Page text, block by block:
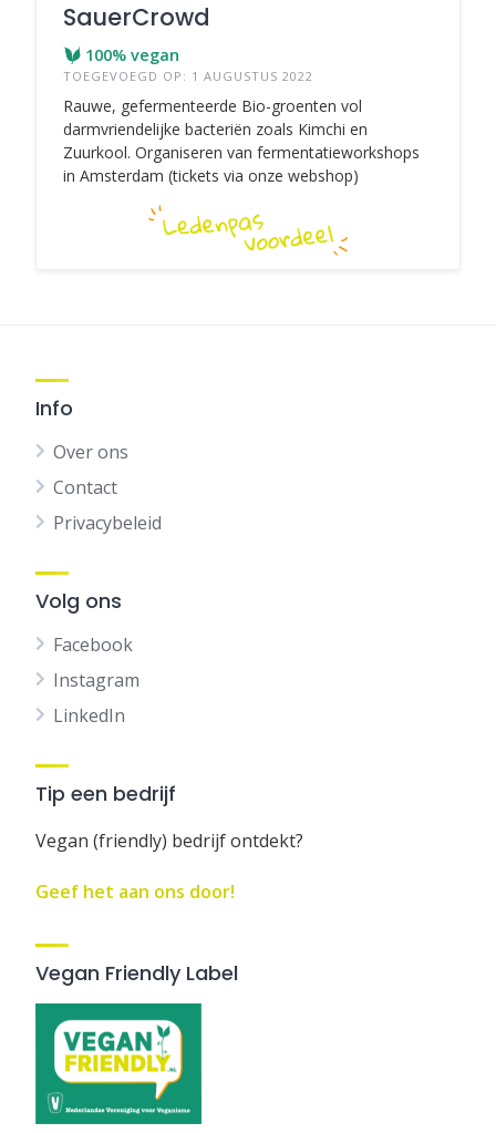
SauerCrowd
100% vegan
TOEGEVOEGD OP: 1 AUGUSTUS 2022
Rauwe, gefermenteerde Bio-groenten vol
darmvriendelijke bacteriën zoals Kimchi en
Zuurkool. Organiseren van fermentatieworkshops
in Amsterdam (tickets via onze webshop)
Info
Over ons
Contact
Privacybeleid
Volg ons
Facebook
Instagram
LinkedIn
Tip een bedrijf
Vegan (friendly) bedrijf ontdekt?
Geef het aan ons door!
Vegan Friendly Label